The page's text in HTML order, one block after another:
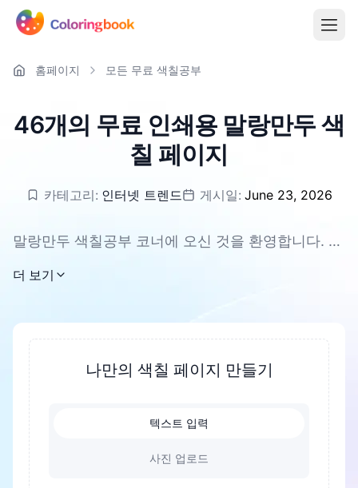
홈페이지 모든 무료 색칠공부
46개의 무료 인쇄용 말랑만두 색
칠 페이지
카테고리: 인터넷 트렌드 게시일: June 23, 2026
말랑만두 색칠공부 코너에 오신 것을 환영합니다. 여
을 만나보실 수 있습니다. PNG와 PDF 형식으로 제
부드럽고 귀여운 말랑만두 캐릭터가 아이들과 가족
모두에게 행복한 시간을 선물해 줍니다. 함께 색을
칠하며 따뜻한 추억을 만들어 보세요.
더 보기
나만의 색칠 페이지 만들기
텍스트 입력
사진 업로드